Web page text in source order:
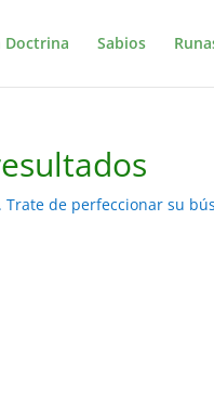
Doctrina Sabios
de perfeccionar su